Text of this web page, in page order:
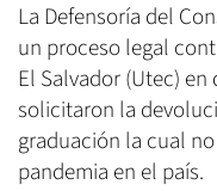
La Defensoría del
un proceso legal
El Salvador (Utec)
solicitaron la
graduación la cual
pandemia en el país.